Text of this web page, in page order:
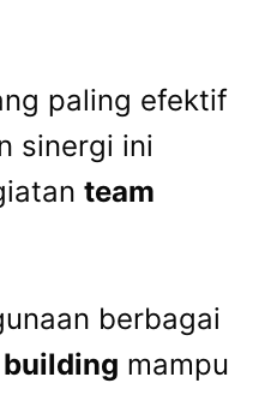
paling efektif
sinergi ini
team
berbagai
mampu